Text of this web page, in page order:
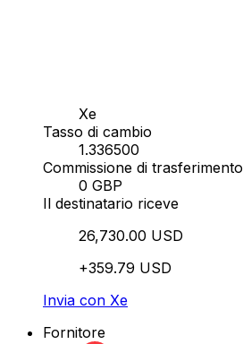
Xe
Tasso di cambio
1.336500
Commissione di trasferimento
0 GBP
Il destinatario riceve
26,730.00 USD
+359.79 USD
Invia con Xe
Fornitore